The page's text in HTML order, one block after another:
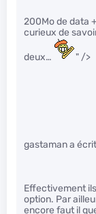
200Mo de data
curieux de
deux… " />
gastaman a
Effectivement
option. Par
encore faut il